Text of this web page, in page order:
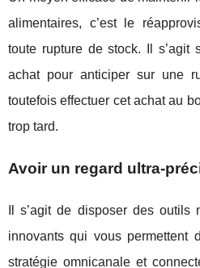
alimentaires, c’est le
toute rupture de stock. Il s’agit
achat pour anticiper sur une
toutefois effectuer cet achat au
trop tard.
Avoir un regard ultra-
Il s’agit de disposer des outils
innovants qui vous permettent
stratégie omnicanale et